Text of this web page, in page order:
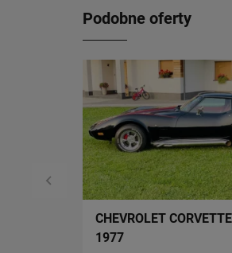
Podobne oferty
CHEVROLET
1977